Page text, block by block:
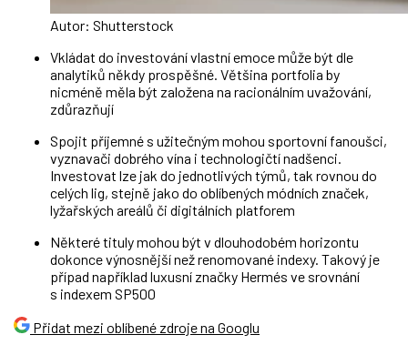
Autor: Shutterstock
Vkládat do investování vlastní emoce může být dle
analytiků někdy prospěšné. Většina portfolia by
nicméně měla být založena na racionálním uvažování,
zdůrazňují
Spojit příjemné s užitečným mohou sportovní fanoušci,
vyznavači dobrého vína i technologičtí nadšenci.
Investovat lze jak do jednotlivých týmů, tak rovnou do
celých lig, stejně jako do oblíbených módních značek,
lyžařských areálů či digitálních platforem
Některé tituly mohou být v dlouhodobém horizontu
dokonce výnosnější než renomované indexy. Takový je
případ například luxusní značky Hermés ve srovnání
s indexem SP500
Přidat mezi oblíbené zdroje na Googlu